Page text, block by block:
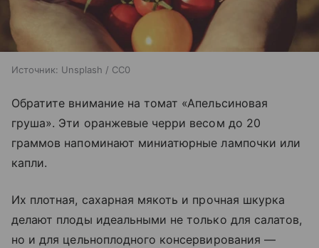
Источник: Unsplash / CC0
Обратите внимание на томат «Апельсиновая
груша». Эти оранжевые черри весом до 20
граммов напоминают миниатюрные лампочки или
капли.
Их плотная, сахарная мякоть и прочная шкурка
делают плоды идеальными не только для салатов,
но и для цельноплодного консервирования —